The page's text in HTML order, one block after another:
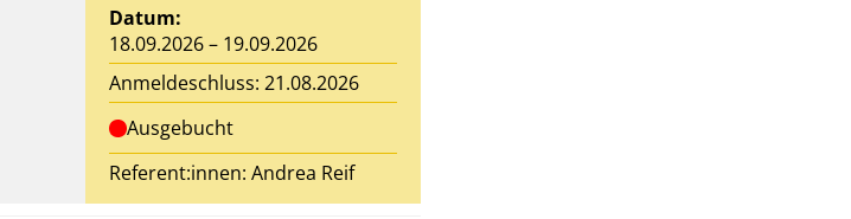
Datum:
18.09.2026 – 19.09.2026
Anmeldeschluss: 21.08.2026
Ausgebucht
Referent:innen: Andrea Reif